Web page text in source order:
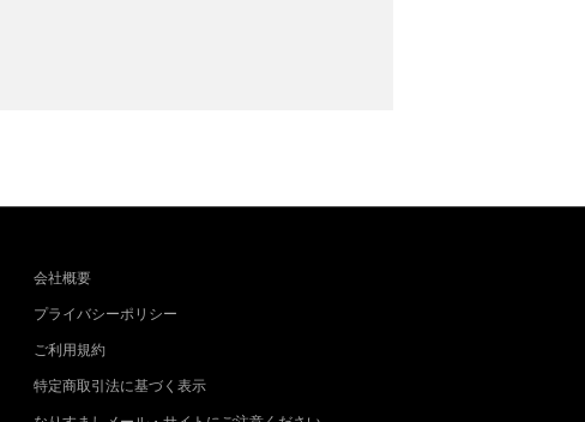
会社概要
プライバシーポリシー
ご利用規約
特定商取引法に基づく表示